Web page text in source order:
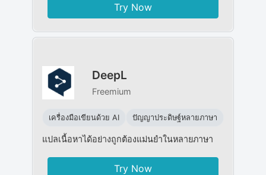
Try Now
DeepL
Freemium
เครื่องมือเขียนด้วย AI ปัญญาประดิษฐ์หลายภาษา
แปลเนื้อหาได้อย่างถูกต้องแม่นยำในหลายภาษา
Try Now